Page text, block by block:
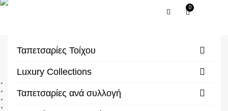
Ταπετσαρίες Τοίχου
Luxury Collections
Ταπετσαρίες ανά συλλογή
0
DARE TO DREAM
Αυτοκόλλητα & Διακόσμηση
Πίνακες με καμβά